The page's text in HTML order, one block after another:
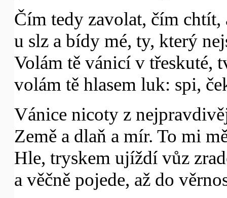
Čím tedy zavolat, čím
u slz a bídy mé, ty, který
Volám tě vánicí v třeskuté,
volám tě hlasem luk: spi,
Vánice nicoty z
Země a dlaň a mír. To mi
Hle, tryskem ujíždí vůz
a věčně pojede, až do